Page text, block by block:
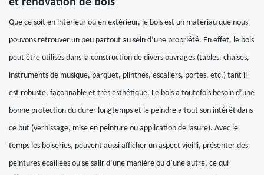
et rénovation de bois
Que ce soit en intérieur ou en extérieur, le bois est un matériau que nous
pouvons retrouver un peu partout au sein d’une propriété. En effet, le bois
peut être utilisés dans la construction de divers ouvrages (tables, chaises,
instruments de musique, parquet, plinthes, escaliers, portes, etc.) tant il
est robuste, façonnable et très esthétique. Le bois a toutefois besoin d’une
bonne protection du durer longtemps et le peindre a tout son intérêt dans
ce but (vernissage, mise en peinture ou application de lasure). Avec le
temps les boiseries, peuvent aussi afficher un aspect vieilli, présenter des
peintures écaillées ou se salir d’une manière ou d’une autre, ce qui